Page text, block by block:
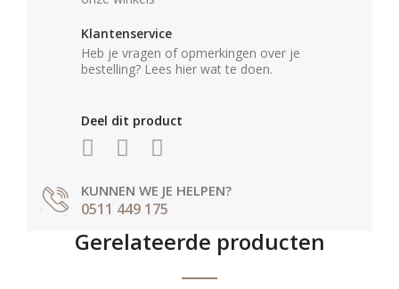
Klantenservice
Heb je vragen of opmerkingen over je
bestelling? Lees hier wat te doen.
Deel dit product
KUNNEN WE JE HELPEN?
0511 449 175
Gerelateerde producten